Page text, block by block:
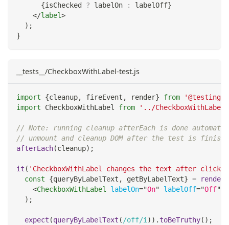
{isChecked ? labelOn : labelOff}
</label>
) ;
}
__tests__/CheckboxWithLabel-test.js
import {cleanup, fireEvent , render} from
import
CheckboxWithLabel from '../CheckboxWithLabel'
// Note: running cleanup afterEach is done
// unmount and cleanup DOM after the test is
afterEach(cleanup) ;
it ( 'CheckboxWithLabel changes the text after click'
const
{queryByLabelText , getByLabelText} = render
<CheckboxWithLabel labelOn="On" labelOff="Off"
) ;
expect (queryByLabelText (/off/i) ) . toBeTruthy( ) ;